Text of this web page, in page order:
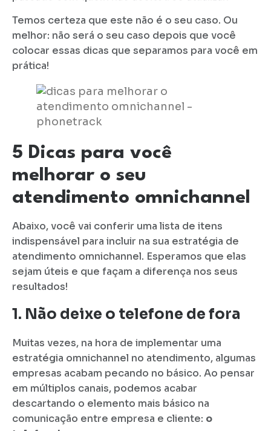
Temos certeza que este não é o seu caso. Ou
melhor: não será o seu caso depois que você
colocar essas dicas que separamos para você em
prática!
5 Dicas para você
melhorar o seu
atendimento omnichannel
Abaixo, você vai conferir uma lista de itens
indispensável para incluir na sua estratégia de
atendimento omnichannel. Esperamos que elas
sejam úteis e que façam a diferença nos seus
resultados!
1. Não deixe o telefone de fora
Muitas vezes, na hora de implementar uma
estratégia omnichannel no atendimento, algumas
empresas acabam pecando no básico. Ao pensar
em múltiplos canais, podemos acabar
descartando o elemento mais básico na
comunicação entre empresa e cliente: o